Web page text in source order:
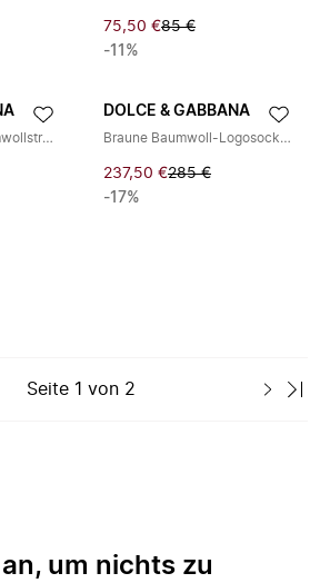
75,50 €85 €
-11%
Luxuriöse Logo Baumwollstretch-Socken
DOLCE & GABBANA
Braune Baumwoll-Logosocken
237,50 €285 €
-17%
Seite 1 von 2
um nichts zu